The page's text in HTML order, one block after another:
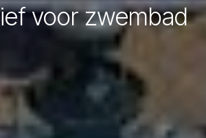
voor zwembad